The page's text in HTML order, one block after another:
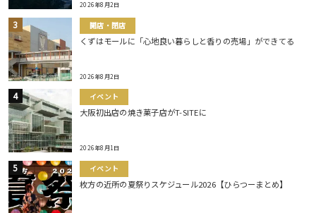
2026年8月2日
開店・閉店
くずはモールに「心地良い暮らしと香りの売場」ができてる
2026年8月2日
イベント
大阪初出店の焼き菓子店がT-SITEに
2026年8月1日
イベント
枚方の近所の夏祭りスケジュール2026【ひらつーまとめ】